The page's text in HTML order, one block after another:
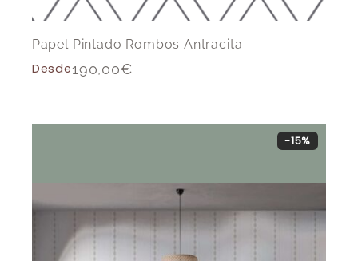
Papel Pintado Rombos Antracita
Desde190,00€
-15%